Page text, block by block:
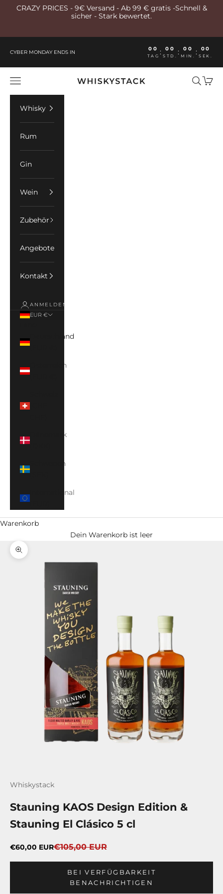
Zum Inhalt springen
CRAZY PRICES - 9€ Versand - Ab 99 € gratis -Schnell &
sicher - Stark bewertet.
CYBER MONDAY ENDS IN 00
TAG : 00
STD. : 00
MIN. : 00
SEK.
Whiskystack Germany
Menü Suchen
Whisky
Rum
Gin
Wein
Zubehör
Angebote
Kontakt
ANMELDEN
EUR €
Deutschland
Österreich
Dänemark
Schweden
International
Warenkorb
Dein Warenkorb ist leer
Bild vergrößern
Whiskystack
Stauning KAOS Design Edition &
Stauning El Clásico 5 cl
Angebot
€60,00 EURRegulärer Preis
€105,00 EUR
BEI VERFÜGBARKEIT
BENACHRICHTIGEN